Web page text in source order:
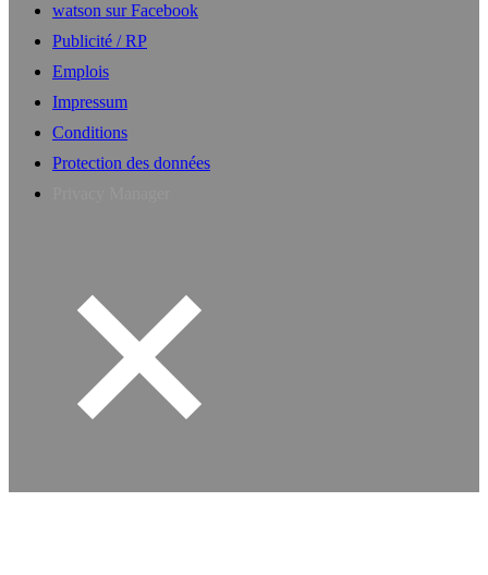
watson sur Facebook
Publicité / RP
Emplois
Impressum
Conditions
Protection des données